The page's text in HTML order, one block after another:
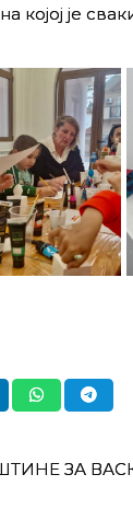
којој је
ЗА